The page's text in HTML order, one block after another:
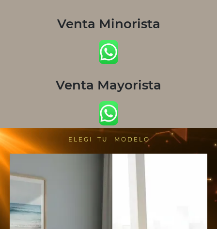
Venta Minorista
Venta Mayorista
E L E G I T U M O D E L O